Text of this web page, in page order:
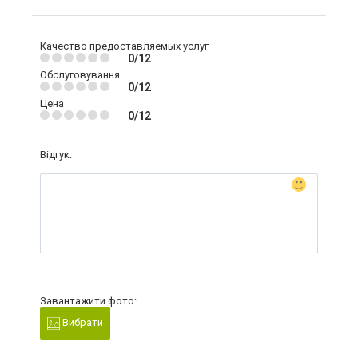
Качество предоставляемых услуг
0/12
Обслуговування
0/12
Цена
0/12
Відгук:
Завантажити фото:
Вибрати